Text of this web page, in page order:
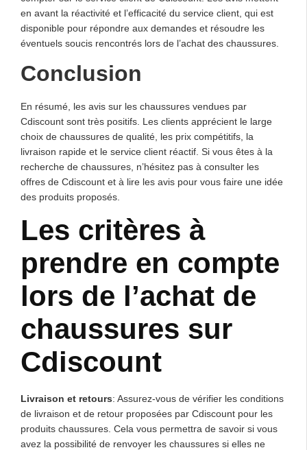
en avant la réactivité et l’efficacité du service client, qui est
disponible pour répondre aux demandes et résoudre les
éventuels soucis rencontrés lors de l’achat des chaussures.
Conclusion
En résumé, les avis sur les chaussures vendues par
Cdiscount sont très positifs. Les clients apprécient le large
choix de chaussures de qualité, les prix compétitifs, la
livraison rapide et le service client réactif. Si vous êtes à la
recherche de chaussures, n’hésitez pas à consulter les
offres de Cdiscount et à lire les avis pour vous faire une idée
des produits proposés.
Les critères à
prendre en compte
lors de l’achat de
chaussures sur
Cdiscount
Livraison et retours: Assurez-vous de vérifier les conditions
de livraison et de retour proposées par Cdiscount pour les
produits chaussures. Cela vous permettra de savoir si vous
avez la possibilité de renvoyer les chaussures si elles ne